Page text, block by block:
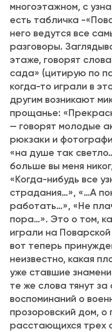
многоэтажном, с
есть табличка -
него ведутся все
разговоры.
этаже, говорят
сада» (цитирую по
когда-то играли в
другим возникают
прощанье:
— говорят молодые
рюкзаки и
«на душе так
больше вы меня
«Когда-нибудь все
страдания…», «…А
работать…», «Не
пора…». Это о том,
играли на
вот теперь
неизвестно, какая
уже ставшие
те же слова тянут
воспоминаний о
прозоровский дом, о
расстающихся трех